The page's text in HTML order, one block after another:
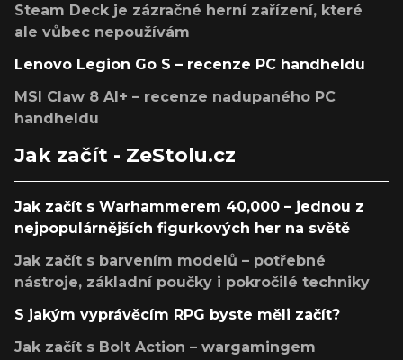
Steam Deck je zázračné herní zařízení, které
ale vůbec nepoužívám
Lenovo Legion Go S – recenze PC handheldu
MSI Claw 8 AI+ – recenze nadupaného PC
handheldu
Jak začít - ZeStolu.cz
Jak začít s Warhammerem 40,000 – jednou z
nejpopulárnějších figurkových her na světě
Jak začít s barvením modelů – potřebné
nástroje, základní poučky i pokročilé techniky
S jakým vyprávěcím RPG byste měli začít?
Jak začít s Bolt Action – wargamingem